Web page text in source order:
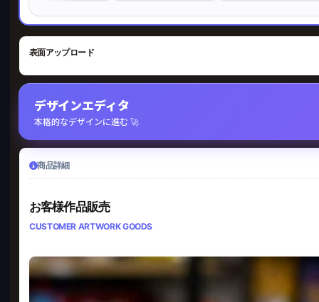
表面アップロード
デザインエディタ
本格的なデザインに進む 🚀
商品詳細
お客様作品販売
CUSTOMER ARTWORK GOODS